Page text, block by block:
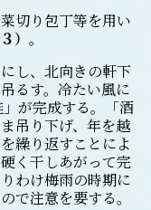
切り包丁等を用い
） 。
し、北向きの軒下
るす。冷たい風に
が完成する。「酒
吊り下げ、年を越
繰り返すことによ
く干しあがって完
わけ梅雨の時期に
で注意を要する。